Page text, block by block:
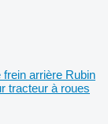
arrière Rubin
tracteur à roues